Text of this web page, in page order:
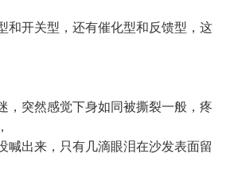
和开关型，还有催化型和反馈型，这
突然感觉下身如同被撕裂一般，疼
喊出来，只有几滴眼泪在沙发表面留